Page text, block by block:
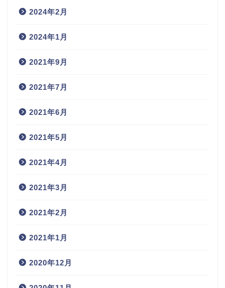
2024年2月
2024年1月
2021年9月
2021年7月
2021年6月
2021年5月
2021年4月
2021年3月
2021年2月
2021年1月
2020年12月